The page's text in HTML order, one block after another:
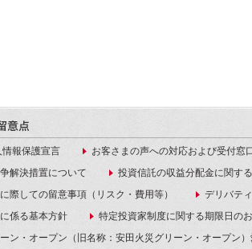
情報保護宣言
お客さまの声への対応および受付窓
解決措置について
投資信託の収益分配金に関す
際しての留意事項（リスク・費用等）
デリバテ
係る基本方針
特定投資家制度に関する期限日の
ン・オープン（旧名称：安田火災グリーン・オープン